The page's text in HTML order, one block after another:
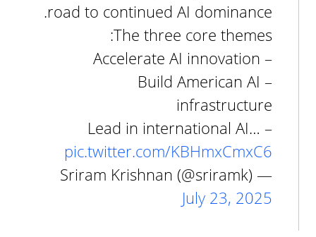
road to continued AI dominance.
The three core themes:
– Accelerate AI innovation
– Build American AI
infrastructure
– Lead in international AI…
pic.twitter.com/KBHmxCmxC6
— Sriram Krishnan (@sriramk)
July 23, 2025